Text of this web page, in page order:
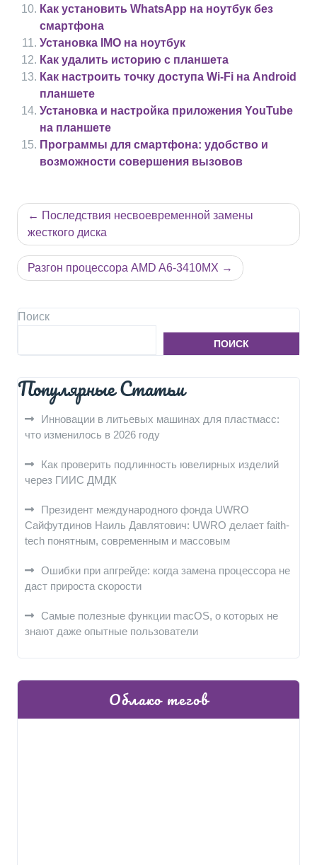
Как установить WhatsApp на ноутбук без
смартфона
Установка IMO на ноутбук
Как удалить историю с планшета
Как настроить точку доступа Wi-Fi на Android
планшете
Установка и настройка приложения YouTube
на планшете
Программы для смартфона: удобство и
возможности совершения вызовов
Навигация
по
записям
Последствия несвоевременной замены
жесткого диска
Разгон процессора AMD A6-3410MX
Поиск
ПОИСК
Популярные Статьи
Инновации в литьевых машинах для пластмасс:
что изменилось в 2026 году
Как проверить подлинность ювелирных изделий
через ГИИС ДМДК
Президент международного фонда UWRO
Сайфутдинов Наиль Давлятович: UWRO делает faith-
tech понятным, современным и массовым
Ошибки при апгрейде: когда замена процессора не
даст прироста скорости
Самые полезные функции macOS, о которых не
знают даже опытные пользователи
Облако тегов